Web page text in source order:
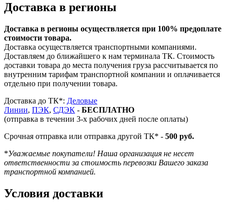
Доставка в регионы
Доставка в регионы осуществляется при 100% предоплате
стоимости товара.
Доставка осуществляется транспортными компаниями.
Доставляем до ближайшего к нам терминала ТК. Стоимость
доставки товара до места получения груза рассчитывается по
внутренним тарифам транспортной компании и оплачивается
отдельно при получении товара.
Доставка до ТК*: Деловые
Линии, ПЭК, СДЭК - БЕСПЛАТНО
(отправка в течении 3-х рабочих дней после оплаты)
Срочная отправка или отправка другой ТК* - 500 руб.
*Уважаемые покупатели! Наша организация не несет
ответственности за стоимость перевозки Вашего заказа
транспортной компанией.
Условия доставки